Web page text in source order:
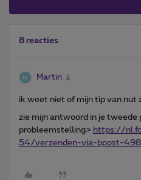
8 reacties
Martin
ik weet niet of mijn tip van nut
zie mijn antwoord in je tweede
probleemstelling> https://
54/verzenden-via-bpost-